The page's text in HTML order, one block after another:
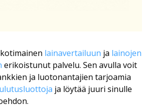
lainavertailuun ja lainojen
erikoistunut palvelu. Sen avulla voit
ja luotonantajien tarjoamia
ja löytää juuri sinulle